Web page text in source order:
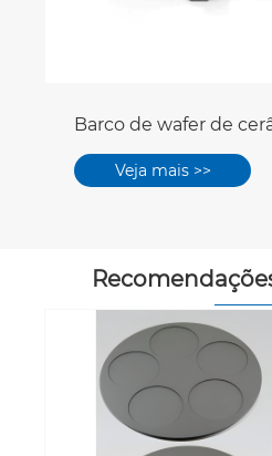
Componentes Aixtron
chave para SiC
desempenho
Veja mais >>